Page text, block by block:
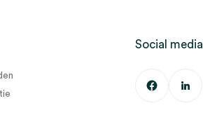
Social media